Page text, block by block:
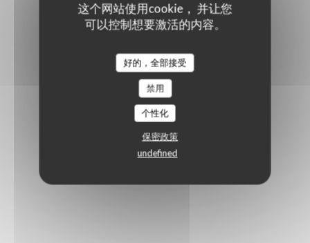
这个网站使用cookie， 并让您
可以控制想要激活的内容。
好的，全部接受
禁用
个性化
保密政策
undefined